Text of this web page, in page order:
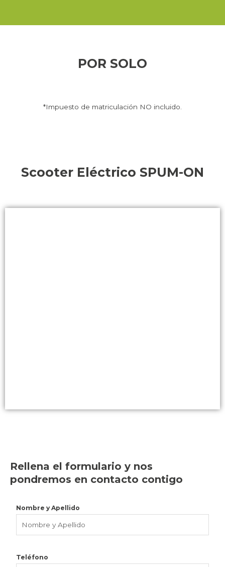
POR SOLO
*Impuesto de matriculación NO incluido.
Scooter Eléctrico SPUM-ON
Rellena el formulario y nos
pondremos en contacto contigo
Nombre y Apellido
Teléfono